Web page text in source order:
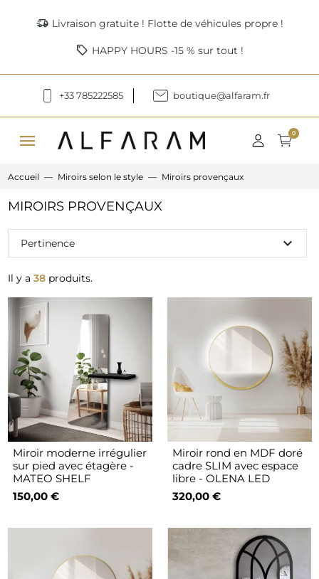
delivery_truck_speed Livraison gratuite ! Flotte de véhicules propre !
sell HAPPY HOURS -15 % sur tout !
+33 785222585 boutique@alfaram.fr
menu 0
Accueil Miroirs selon le style Miroirs provençaux
MIROIRS PROVENÇAUX
Il y a 38produits.
Pertinence expand_more
Miroir moderne irrégulier
sur pied avec étagère -
MATEO SHELF
150,00 €
Miroir rond en MDF doré
cadre SLIM avec espace
libre - OLENA LED
320,00 €